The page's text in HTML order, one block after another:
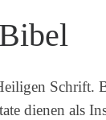
Schrift.
dienen als